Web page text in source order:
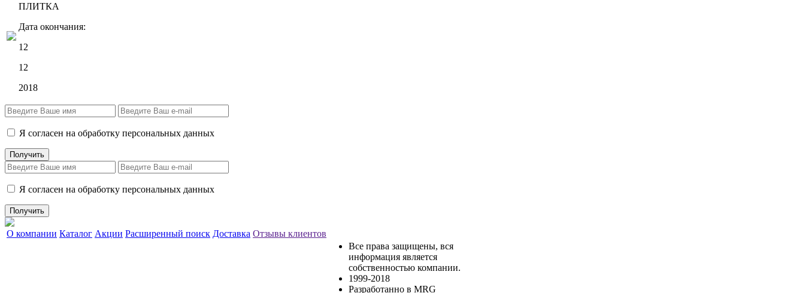
ПЛИТКА
Дата окончания:
12
12
2018
Я согласен на обработку персональных данных
Я согласен на обработку персональных данных
О компании Каталог Акции Расширенный поиск Доставка Отзывы клиентов
Все права защищены, вся
информация является
собственностью компании.
1999-2018
Разработанно в MRG